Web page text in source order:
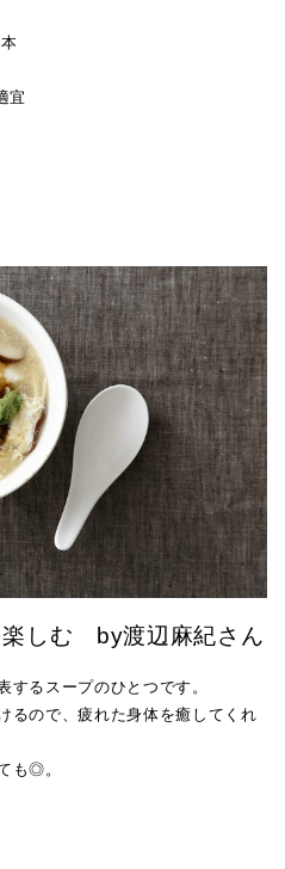
宜
楽しむ by渡辺麻紀さん
するスープのひとつです。
るので、疲れた身体を癒してくれ
も◎。